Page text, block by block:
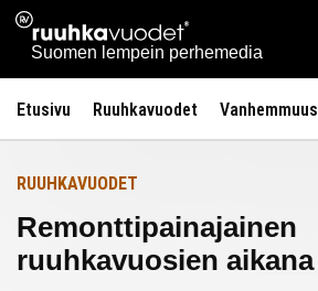
Siirry
sisältöön
Ruuhkavuodet.fi
Suomen lempein perhemedia
Etusivu Ruuhkavuodet Vanhemmuus
Etusivulle
RUUHKAVUODET
Remonttipainajainen
ruuhkavuosien aikana